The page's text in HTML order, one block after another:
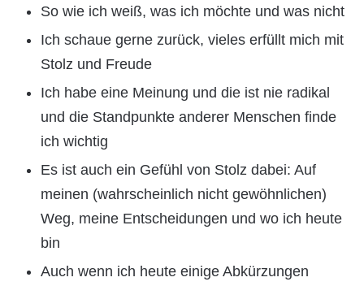
So wie ich weiß, was ich möchte und was nicht
Ich schaue gerne zurück, vieles erfüllt mich mit
Stolz und Freude
Ich habe eine Meinung und die ist nie radikal
und die Standpunkte anderer Menschen finde
ich wichtig
Es ist auch ein Gefühl von Stolz dabei: Auf
meinen (wahrscheinlich nicht gewöhnlichen)
Weg, meine Entscheidungen und wo ich heute
bin
Auch wenn ich heute einige Abkürzungen